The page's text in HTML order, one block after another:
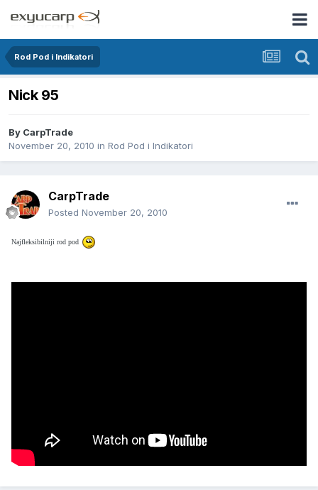
Rod Pod i Indikatori
Nick 95
By CarpTrade
November 20, 2010 in Rod Pod i Indikatori
CarpTrade
Posted November 20, 2010
Najfleksibilniji rod pod